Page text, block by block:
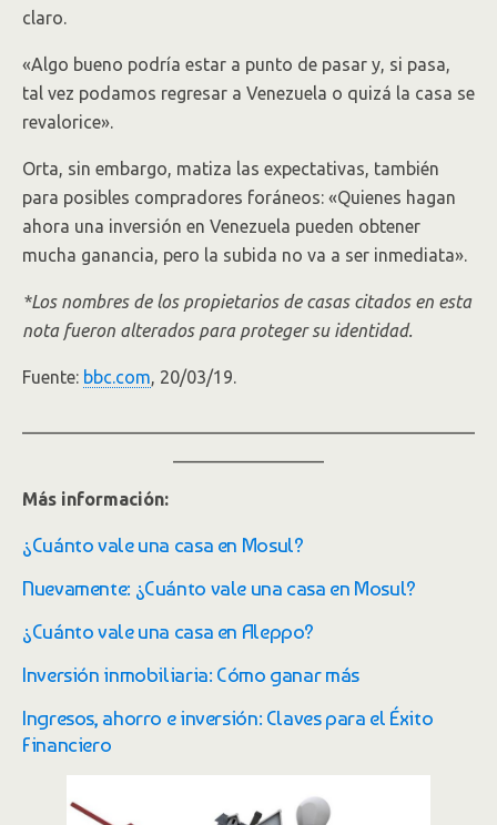
claro.
«Algo bueno podría estar a punto de pasar y, si pasa,
tal vez podamos regresar a Venezuela o quizá la casa se
revalorice».
Orta, sin embargo, matiza las expectativas, también
para posibles compradores foráneos: «Quienes hagan
ahora una inversión en Venezuela pueden obtener
mucha ganancia, pero la subida no va a ser inmediata».
*Los nombres de los propietarios de casas citados en esta
nota fueron alterados para proteger su identidad.
Fuente: bbc.com , 20/03/19.
Más información:
¿Cuánto vale una casa en Mosul?
Nuevamente: ¿Cuánto vale una casa en Mosul?
¿Cuánto vale una casa en Aleppo?
Inversión inmobiliaria: Cómo ganar más
Ingresos, ahorro e inversión: Claves para el Éxito
Financiero